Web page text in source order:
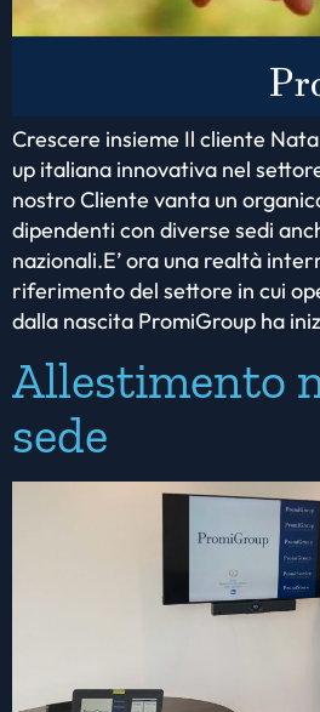
Crescere insieme Il cliente
up italiana innovativa nel
nostro Cliente vanta un
dipendenti con diverse sedi
nazionali.E’ ora una realtà
riferimento del settore in cui
dalla nascita PromiGroup ha
Allestimento
sede